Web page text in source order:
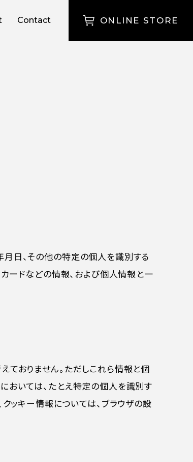
Contact ONLINE STORE
日、その他の特定の個人を識別する
カードなどの情報、および個人情報と一
ておりません。ただしこれら情報と個
おいては、たとえ特定の個人を識別す
ッキー情報については、ブラウザの設